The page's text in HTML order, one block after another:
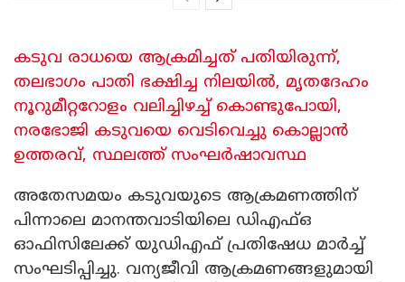
കടുവ രാധയെ ആക്രമിച്ചത് പതിയിരുന്ന്,
തലഭാ​ഗം പാതി ഭക്ഷിച്ച നിലയിൽ, മൃതദേഹം
നൂറുമീറ്ററോളം വലിച്ചിഴച്ച് കൊണ്ടുപോയി,
നരഭോജി കടുവയെ വെടിവെച്ചു കൊല്ലാൻ
ഉത്തരവ്, സ്ഥലത്ത് സംഘർഷാവസ്ഥ
അതേസമയം കടുവയുടെ ആക്രമണത്തിന്
പിന്നാലെ മാനന്തവാടിയിലെ ഡിഎഫ്ഒ
ഓഫിസിലേക്ക് യുഡിഎഫ് പ്രതിഷേധ മാർച്ച്
സംഘടിപ്പിച്ചു. വന്യജീവി ആക്രമണങ്ങളുമായി